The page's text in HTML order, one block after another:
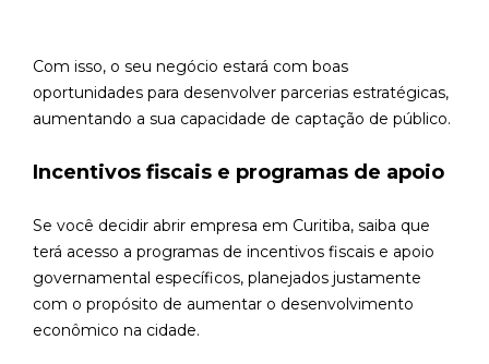
Com isso, o seu negócio estará com boas
oportunidades para desenvolver parcerias estratégicas,
aumentando a sua capacidade de captação de público.
Incentivos fiscais e programas de apoio
Se você decidir abrir empresa em Curitiba, saiba que
terá acesso a programas de incentivos fiscais e apoio
governamental específicos, planejados justamente
com o propósito de aumentar o desenvolvimento
econômico na cidade.